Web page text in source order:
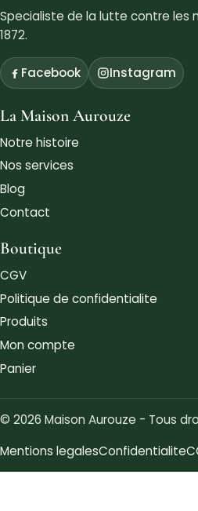
Specialiste de la lutte contre les
1872.
Facebook Instagram
La Maison Aurouze
Notre histoire
Nos services
Blog
Contact
Boutique
CGV
Politique de confidentialite
Produits
Mon compte
Panier
© 2026 Maison Aurouze - Tous
Mentions legalesConfidentialite